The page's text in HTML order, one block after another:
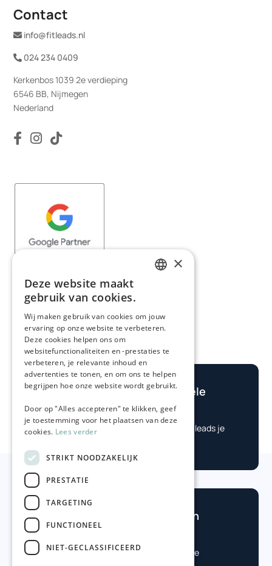
Contact
info@fitleads.nl
024 234 0409
Kerkenbos 1039 2e verdieping
6546 BB, Nijmegen
Nederland

Bereken je potentiële
winst
Check eenvoudig hoe veel leads je

Benieuwd hoe je kan
Vraag vrijblijvend een online
×
Deze website maakt
gebruik van cookies.
Wij maken gebruik van cookies om jouw
ervaring op onze website te verbeteren.
Deze cookies helpen ons om
websitefunctionaliteiten en -prestaties te
verbeteren, je relevante inhoud en
advertenties te tonen, en om ons te helpen
begrijpen hoe onze website wordt gebruikt.
Door op "Alles accepteren" te klikken, geef
je toestemming voor het plaatsen van deze
cookies. Lees verder
STRIKT NOODZAKELIJK
PRESTATIE
TARGETING
FUNCTIONEEL
NIET-GECLASSIFICEERD